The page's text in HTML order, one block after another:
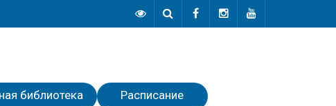
библиотека Расписание